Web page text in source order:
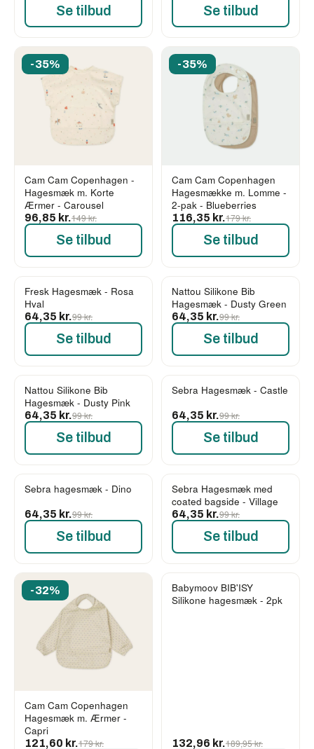
Se tilbud Se tilbud
-35%
Cam Cam Copenhagen -
Hagesmæk m. Korte
Ærmer - Carousel
96,85 kr.149 kr.
Se tilbud
-35%
Cam Cam Copenhagen
Hagesmække m. Lomme -
2-pak - Blueberries
116,35 kr.179 kr.
Se tilbud
-35%
Fresk Hagesmæk - Rosa
Hval
64,35 kr.99 kr.
Se tilbud
-35%
Nattou Silikone Bib
Hagesmæk - Dusty Green
64,35 kr.99 kr.
Se tilbud
-35%
Nattou Silikone Bib
Hagesmæk - Dusty Pink
64,35 kr.99 kr.
Se tilbud
-35%
Sebra Hagesmæk - Castle
64,35 kr.99 kr.
Se tilbud
-35%
Sebra hagesmæk - Dino
64,35 kr.99 kr.
Se tilbud
-35%
Sebra Hagesmæk med
coated bagside - Village
64,35 kr.99 kr.
Se tilbud
-32%
Cam Cam Copenhagen
Hagesmæk m. Ærmer -
Capri
121,60 kr.179 kr.
-30%
Babymoov BIB'ISY
Silikone hagesmæk - 2pk
132,96 kr.189,95 kr.